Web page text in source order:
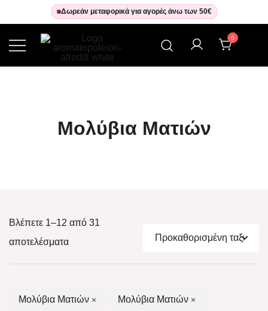
Δωρεάν μεταφορικά για αγορές άνω των 50€
0
Μολύβια Ματιών
Βλέπετε 1–12 από 31
αποτελέσματα
Μολύβια Ματιών Μολύβια Ματιών